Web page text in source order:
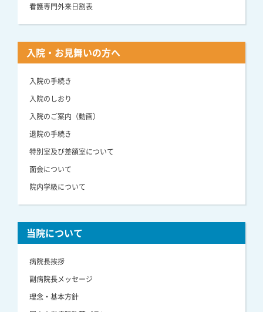
看護専門外来日割表
入院・お見舞いの方へ
入院の手続き
入院のしおり
入院のご案内（動画）
退院の手続き
特別室及び差額室について
面会について
院内学級について
当院について
病院長挨拶
副病院長メッセージ
理念・基本方針